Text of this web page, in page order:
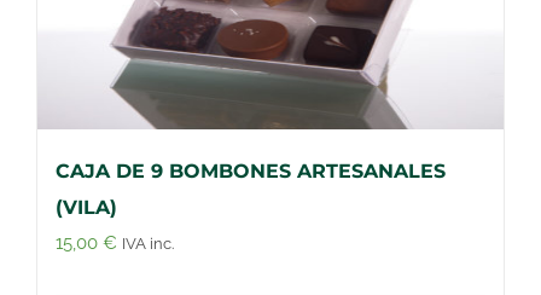
CAJA DE 9 BOMBONES ARTESANALES
(VILA)
15,00 € IVA inc.